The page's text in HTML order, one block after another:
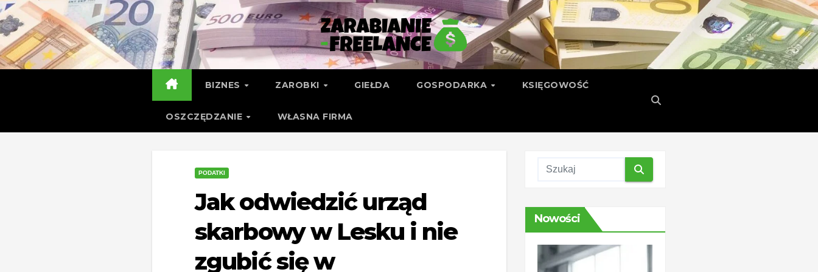
Skip
to
content
BIZNES ZAROBKI GIEŁDA GOSPODARKA KSIĘGOWOŚĆ
OSZCZĘDZANIE WŁASNA FIRMA
PODATKI
Jak odwiedzić urząd
skarbowy w Lesku i nie
zgubić się w
Nowości